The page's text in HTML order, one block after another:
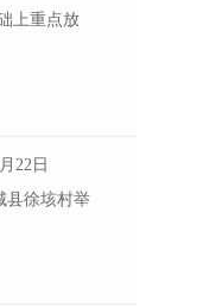
上重点放
22日
县徐垓村举